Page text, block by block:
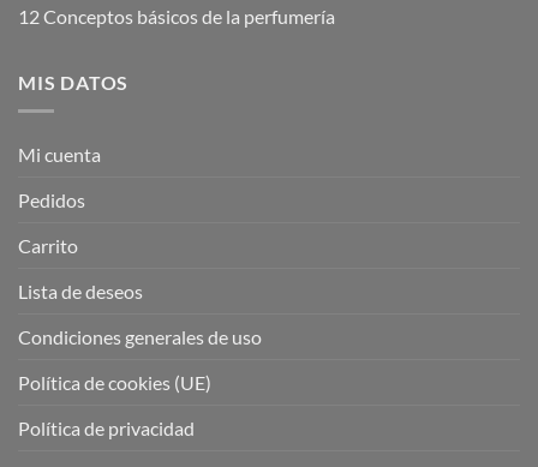
12 Conceptos básicos de la perfumería
MIS DATOS
Mi cuenta
Pedidos
Carrito
Lista de deseos
Condiciones generales de uso
Política de cookies (UE)
Política de privacidad